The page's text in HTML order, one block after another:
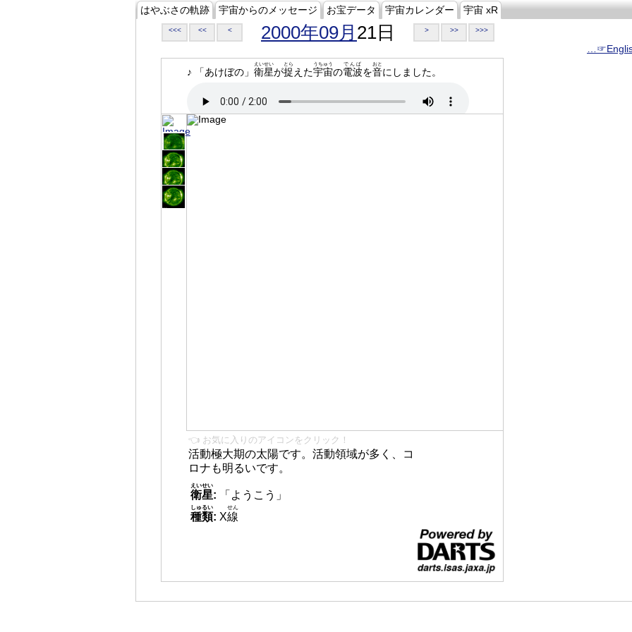
はやぶさの軌跡 宇宙からのメッセージ お宝データ 宇宙カレンダー 宇宙 xR
<<< << < 2000年09月 21日 > >> >>>
♪ 「あけぼの」 衛星
えいせい
が捉
とら
えた宇宙
うちゅう
の電波
でんぱ
を音
おと
にしました。
👈 お気に入りのアイコンをクリック！
活動極大期の太陽です。活動領域が多く、コ
ロナも明るいです。
衛星
えいせい
:
「ようこう」
種類
しゅるい
: X線
せん